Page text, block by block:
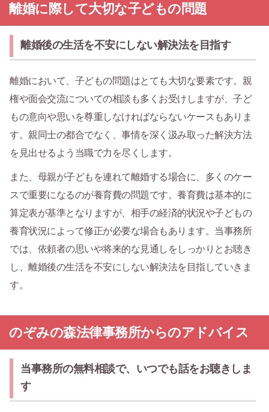
離婚に際して大切な子どもの問題
離婚後の生活を不安にしない解決法を目指す
離婚において、子どもの問題はとても大切な要素です。親
権や面会交流についての相談も多くお受けしますが、子ど
もの意向や思いを尊重しなければならないケースもありま
す。親同士の都合でなく、事情を深く汲み取った解決方法
を見出せるよう当職で力を尽くします。
また、母親が子どもを連れて離婚する場合に、多くのケー
スで重要になるのが養育費の問題です。養育費は基本的に
算定表が基準となりますが、相手の経済的状況や子どもの
養育状況によって修正が必要な場合もあります。当事務所
では、依頼者の思いや将来的な見通しをしっかりとお聴き
し、離婚後の生活を不安にしない解決法を目指していきま
す。
のぞみの森法律事務所からのアドバイス
当事務所の無料相談で、いつでも話をお聴きしま
す